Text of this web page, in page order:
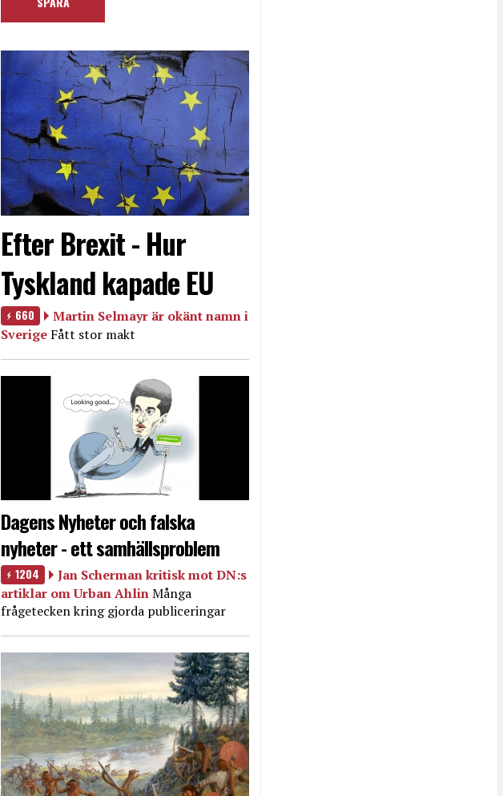
Efter Brexit - Hur
Tyskland kapade EU
660
Martin Selmayr är okänt namn i
Sverige Fått stor makt
Dagens Nyheter och falska
nyheter - ett samhällsproblem
1204
Jan Scherman kritisk mot DN:s
artiklar om Urban AhlinMånga
frågetecken kring gjorda publiceringar